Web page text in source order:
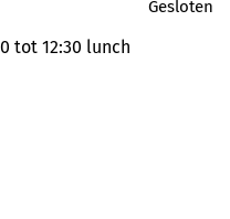
Gesloten
tot 12:30 lunch